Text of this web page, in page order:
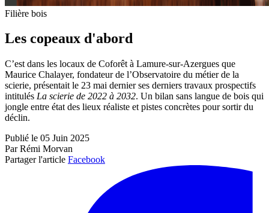
Filière bois
Les copeaux d'abord
C’est dans les locaux de Coforêt à Lamure-sur-Azergues que
Maurice Chalayer, fondateur de l’Observatoire du métier de la
scierie, présentait le 23 mai dernier ses derniers travaux prospectifs
intitulés La scierie de 2022 à 2032. Un bilan sans langue de bois qui
jongle entre état des lieux réaliste et pistes concrètes pour sortir du
déclin.
Publié le 05 Juin 2025
Par Rémi Morvan
Partager l'article Facebook